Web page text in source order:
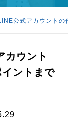
公式アカウント
カウント
ントまで